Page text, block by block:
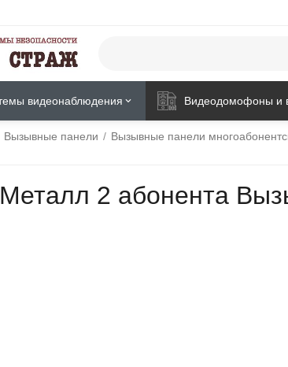
видеонаблюдения Видеодомофоны и
Вызывные панели / Вызывные панели
2 абонента